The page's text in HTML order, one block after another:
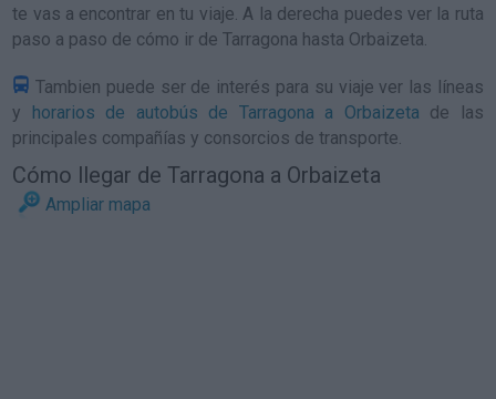
te vas a encontrar en tu viaje. A la derecha puedes ver la ruta
paso a paso de cómo ir de Tarragona hasta Orbaizeta.
Tambien puede ser de interés para su viaje ver las líneas
y horarios de autobús de Tarragona a Orbaizeta de las
principales compañías y consorcios de transporte.
Cómo llegar de Tarragona a Orbaizeta
Ampliar mapa